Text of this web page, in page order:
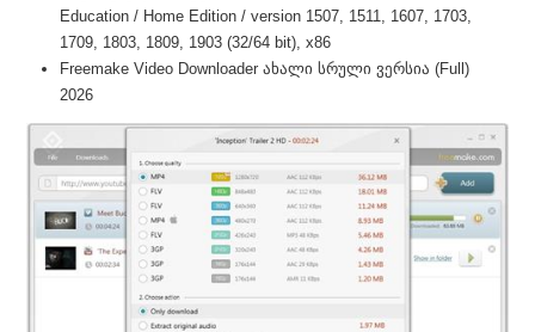
Education / Home Edition / version 1507, 1511, 1607, 1703,
1709, 1803, 1809, 1903 (32/64 bit), x86
Freemake Video Downloader ახალი სრული ვერსია (Full)
2026